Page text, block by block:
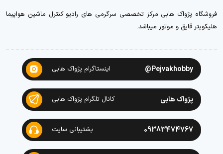
فروشگاه پژواک هابی مرکز تخصصی سرگرمی های رادیو کنترل ماشین هواپیما
هلیکوپتر قایق و موتور میباشد.
Pejvakhobby@ اینستاگرام پژواک هابی
پژواک هابی کانال تلگرام پژواک هابی
09383474767 پشتیبانی سایت